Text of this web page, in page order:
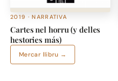
2019 · NARRATIVA
Cartes nel horru (y delles
hestories más)
Mercar llibru →